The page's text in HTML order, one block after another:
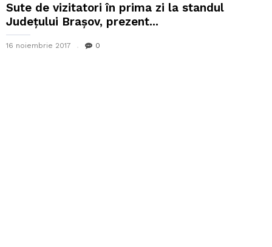
Sute de vizitatori în prima zi la standul
Județului Brașov, prezent...
16 noiembrie 2017 0